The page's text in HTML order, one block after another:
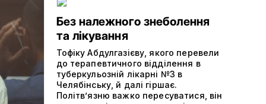
Без належного знеболення
та лікування
Тофіку Абдулгазієву, якого перевели
до терапевтичного відділення в
туберкульозній лікарні №3 в
Челябінську, й далі гіршає.
Політвʼязню важко пересуватися, він